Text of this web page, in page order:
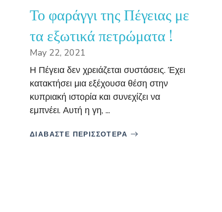
Το φαράγγι της Πέγειας με
τα εξωτικά πετρώματα !
May 22, 2021
Η Πέγεια δεν χρειάζεται συστάσεις. Έχει
κατακτήσει μια εξέχουσα θέση στην
κυπριακή ιστορία και συνεχίζει να
εμπνέει. Αυτή η γη, ...
ΔΙΑΒΑΣΤΕ ΠΕΡΙΣΣΟΤΕΡΑ